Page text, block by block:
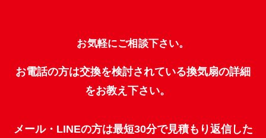
お気軽にご相談下さい。
お電話の方は交換を検討されている換気扇の詳細
をお教え下さい。
メール・LINEの方は最短30分で見積もり返信した